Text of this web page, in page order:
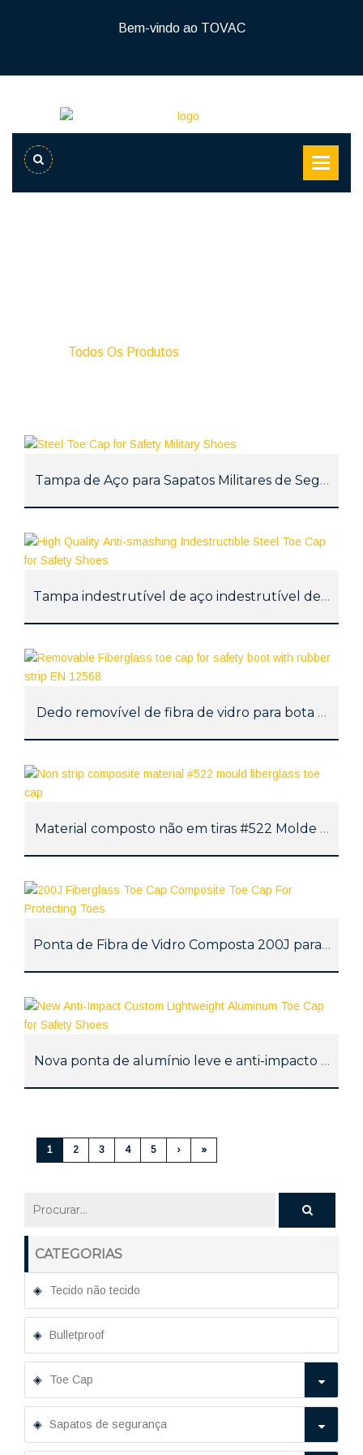
Bem-vindo ao TOVAC
Todos Os Produtos
Tampa de Aço para Sapatos Militares de
Tampa indestrutível de aço indestrutível de alta
Dedo removível de fibra de vidro para bota de
Material composto não em tiras #522 Molde de
Ponta de Fibra de Vidro Composta 200J para
Nova ponta de alumínio leve e anti-impacto
1 2 3 4 5 › »
CATEGORIAS
Tecido não tecido
Bulletproof
Toe Cap
Sapatos de segurança